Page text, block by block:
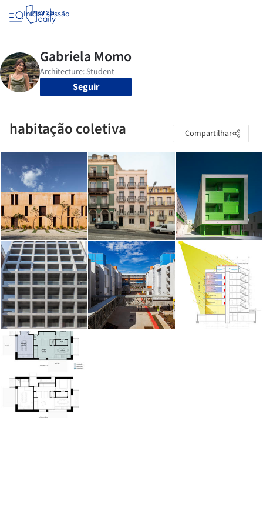
Iniciar sessão
Seguir
habitação coletiva Compartilhar